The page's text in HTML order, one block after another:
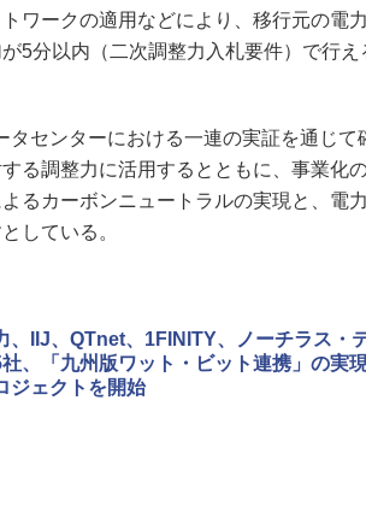
ワークの適用などにより、移行元の電
5分以内（二次調整力入札要件）で行え
センターにおける一連の実証を通じて
る調整力に活用するとともに、事業化
るカーボンニュートラルの実現と、電
している。
、IIJ、QTnet、1FINITY、ノーチラス・
、「九州版ワット・ビット連携」の実
ジェクトを開始